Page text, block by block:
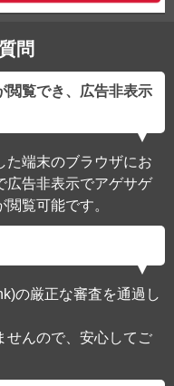
問
閲覧でき、広告非表示
た端末のブラウザにお
広告非表示でアゲサゲ
覧可能です。
の厳正な審査を通過し
せんので、安心してご